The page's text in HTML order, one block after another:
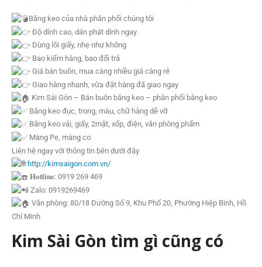
Băng keo của nhà phân phối chúng tôi
Độ dính cao, dán phát dính ngay
Dùng lõi giấy, nhẹ như không
Bao kiểm hàng, bao đổi trả
Giá bán buôn, mua càng nhiều giá càng rẻ
Giao hàng nhanh, vừa đặt hàng đã giao ngay
Kim Sài Gòn – Bán buôn băng keo – phân phối băng keo
Băng keo đục, trong, màu, chữ hàng dễ vỡ
Băng keo vải, giấy, 2mặt, xốp, điện, văn phòng phẩm
Màng Pe, màng co
Liên hệ ngay với thông tin bên dưới đây
http://kimsaigon.com.vn/
𝐇𝐨𝐭𝐥𝐢𝐧𝐞: 0919 269 469
Zalo: 0919269469
Văn phòng: 80/18 Đường Số 9, Khu Phố 20, Phường Hiệp Bình, Hồ
Chí Minh
Kim Sài Gòn tìm gì cũng có